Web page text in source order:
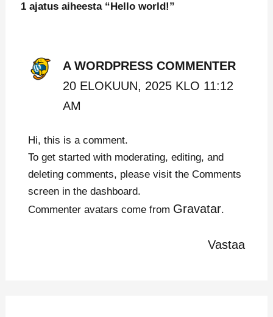
1 ajatus aiheesta “Hello world!”
A WORDPRESS COMMENTER
20 ELOKUUN, 2025 KLO 11:12
AM
Hi, this is a comment.
To get started with moderating, editing, and
deleting comments, please visit the Comments
screen in the dashboard.
Commenter avatars come from Gravatar.
Vastaa